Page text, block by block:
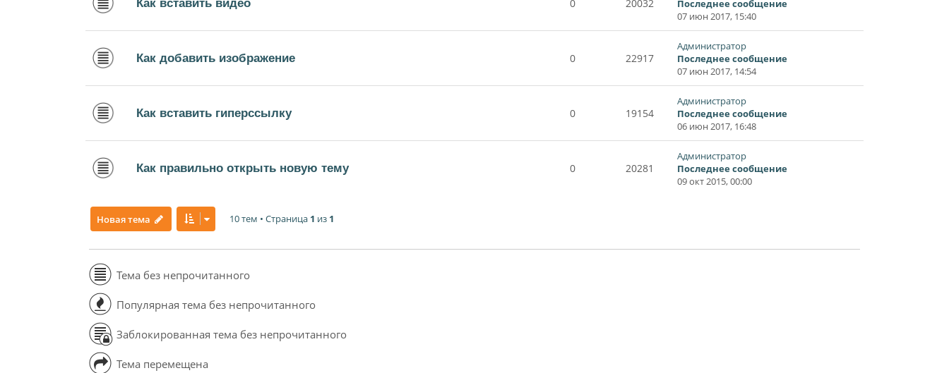
Как вставить видео 0 20032
Последнее сообщение
07 июн 2017, 15:40
Как добавить изображение 0 22917
Администратор
Последнее сообщение
07 июн 2017, 14:54
Как вставить гиперссылку 0 19154
Администратор
Последнее сообщение
06 июн 2017, 16:48
Как правильно открыть новую тему 0 20281
Администратор
Последнее сообщение
09 окт 2015, 00:00
Новая тема 10 тем • Страница 1 из 1
Тема без непрочитанного
Популярная тема без непрочитанного
Заблокированная тема без непрочитанного
Тема перемещена